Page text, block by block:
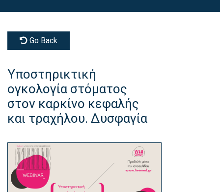
Go Back
Υποστηρικτική
ογκολογία στόματος
στον καρκίνο κεφαλής
και τραχήλου. Δυσφαγία